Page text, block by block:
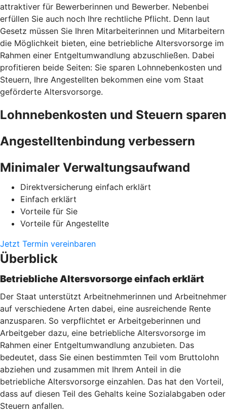
attraktiver für Bewerberinnen und Bewerber. Nebenbei
erfüllen Sie auch noch Ihre rechtliche Pflicht. Denn laut
Gesetz müssen Sie Ihren Mitarbeiterinnen und Mitarbeitern
die Möglichkeit bieten, eine betriebliche Altersvorsorge im
Rahmen einer Entgeltumwandlung abzuschließen. Dabei
profitieren beide Seiten: Sie sparen Lohnnebenkosten und
Steuern, Ihre Angestellten bekommen eine vom Staat
geförderte Altersvorsorge.
Lohnnebenkosten und Steuern sparen
Angestelltenbindung verbessern
Minimaler Verwaltungsaufwand
Direktversicherung einfach erklärt
Einfach erklärt
Vorteile für Sie
Vorteile für Angestellte
Jetzt Termin vereinbaren
Überblick
Betriebliche Altersvorsorge einfach erklärt
Der Staat unterstützt Arbeitnehmerinnen und Arbeitnehmer
auf verschiedene Arten dabei, eine ausreichende Rente
anzusparen. So verpflichtet er Arbeitgeberinnen und
Arbeitgeber dazu, eine betriebliche Altersvorsorge im
Rahmen einer Entgeltumwandlung anzubieten. Das
bedeutet, dass Sie einen bestimmten Teil vom Bruttolohn
abziehen und zusammen mit Ihrem Anteil in die
betriebliche Altersvorsorge einzahlen. Das hat den Vorteil,
dass auf diesen Teil des Gehalts keine Sozialabgaben oder
Steuern anfallen.